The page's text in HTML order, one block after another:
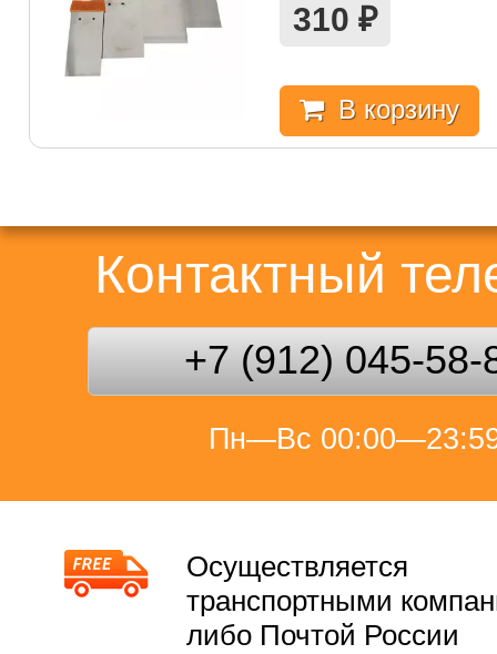
310 ₽
В корзину
Контактный
+7 (912) 045-58-
Пн—Вс
Осуществляется
транспортными
либо Почтой России